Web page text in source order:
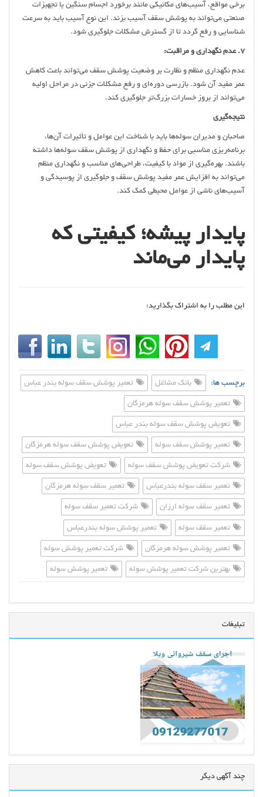
برخی مواقع، آسیب‌های مکانیکی مانند برخورد اجسام سنگین یا تجهیزات
صنعتی می‌تواند به پوشش سقف آسیب بزند. این نوع آسیب باید به سرعت
شناسایی و رفع گردد تا از گسترش مشکلات جلوگیری شود.
7. عدم نگهداری و مراقبت:
عدم نگهداری منظم و نظارت بر وضعیت پوشش سقف می‌تواند باعث کاهش
عمر مفید آن شود. بازرسی دوره‌ای و رفع مشکلات جزئی در مراحل اولیه
می‌تواند از بروز خسارات بزرگ‌تر جلوگیری کند.
نتیجه‌گیری
صاحبان و مدیران سوله‌ها باید با شناخت این عوامل و تأثیرات آن‌ها،
برنامه‌ریزی مناسبی برای حفظ و نگهداری از پوشش سقف سوله‌ها داشته
باشند. بهره‌گیری از مواد با کیفیت، طراحی‌های مناسب و نگهداری منظم
می‌تواند به افزایش عمر مفید پوشش سقف و جلوگیری از پوسیدگی و
آسیب‌های ناشی از عوامل محیطی کمک کند.
پایدار پیشه؛ کیفیتی که
پایدار می‌ماند
این مطلب را به اشتراک بگذارید:
برچسب ها: بانک مشاغل تعمیر پوشش سقف سوله بندر عباس
تعمیر پوشش سقف سوله هرمزگان
تعویض پوشش سقف سوله بندر عباس
تعمیر پوشش سقف سوله تعویض پوشش سقف سوله هرمزگان
شرکت تعویض پوشش سقف سوله تعویض پوشش سقف سوله
تعمیر سقف سوله بندرعباس تعمیر سقف سوله هرمزگان
تعمیر سقف سوله ارزان شرکت تعمیر سقف سوله
تعمیر سقف سوله تعمیر پوشش سوله بندرعباس
تعمیر پوشش سوله هرمزگان شرکت تعمیر پوشش سوله
بهترین شرکت تعمیر پوشش سوله تعمیر پوشش سوله
تبلیغات
چند آگهی دیگر